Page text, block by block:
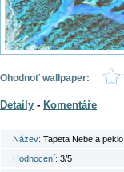
Ohodnoť wallpaper:
Detaily - Komentáře
Název: Tapeta Nebe a peklo
Hodnocení: 3/5